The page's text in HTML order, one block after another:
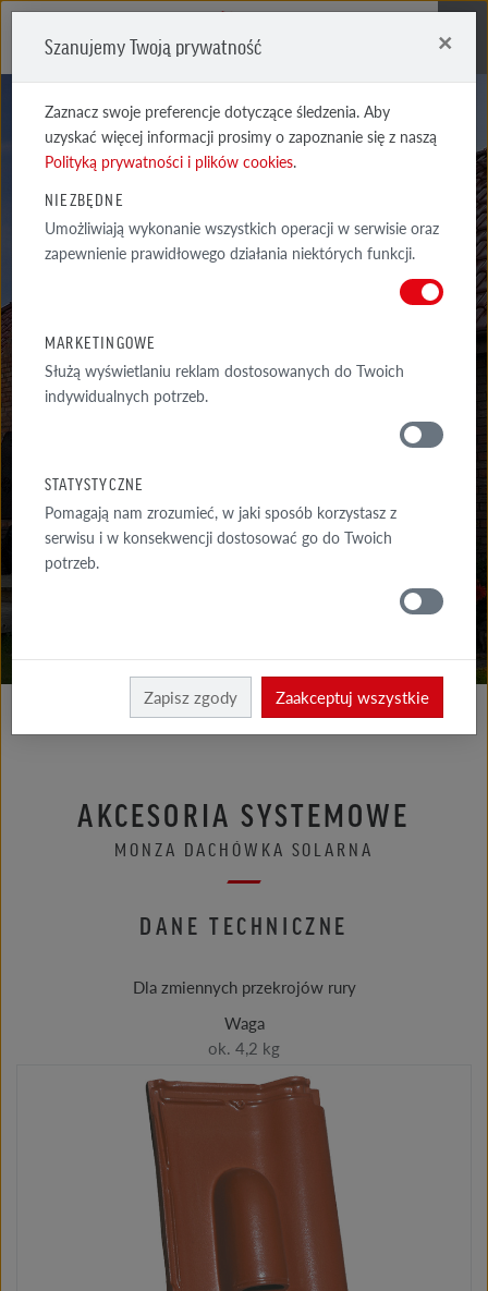
AKCESORIA
GDZIE
AKCESORIA SYSTEMOWE
MONZA DACHÓWKA SOLARNA
DANE TECHNICZNE
Dla zmiennych przekrojów rury
Waga
ok. 4,2 kg
Szanujemy Twoją prywatność ×
Zaznacz swoje preferencje dotyczące śledzenia. Aby
uzyskać więcej informacji prosimy o zapoznanie się z naszą
Polityką prywatności i plików cookies.
NIEZBĘDNE
Umożliwiają wykonanie wszystkich operacji w serwisie oraz
zapewnienie prawidłowego działania niektórych funkcji.
MARKETINGOWE
Służą wyświetlaniu reklam dostosowanych do Twoich
indywidualnych potrzeb.
STATYSTYCZNE
Pomagają nam zrozumieć, w jaki sposób korzystasz z
serwisu i w konsekwencji dostosować go do Twoich
potrzeb.
Zapisz zgody Zaakceptuj wszystkie